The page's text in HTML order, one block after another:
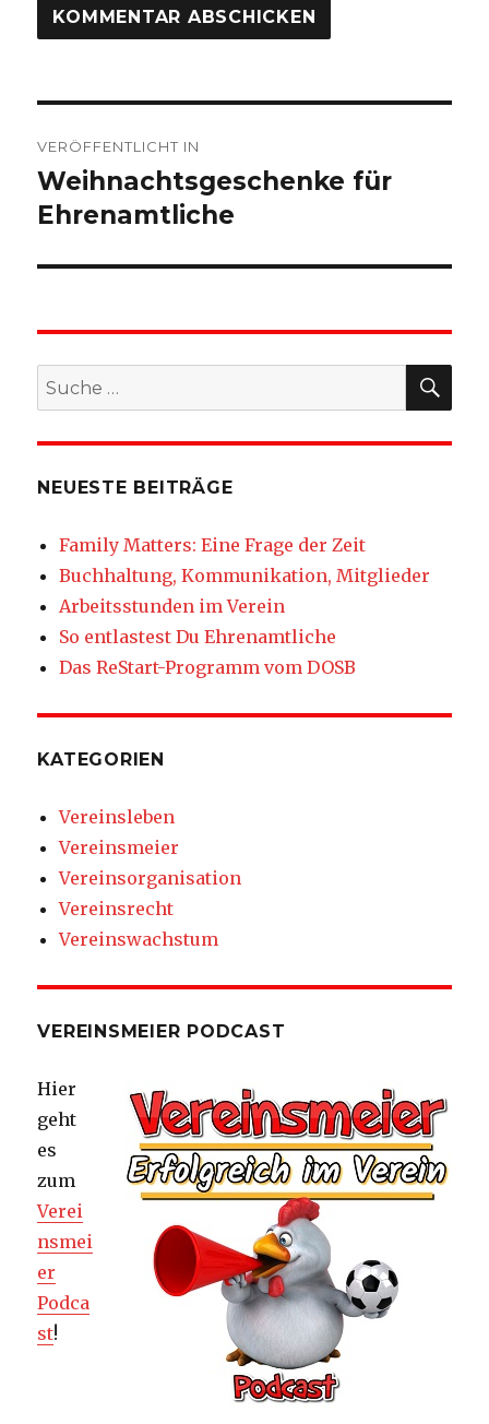
VERÖFFENTLICHT IN
Weihnachtsgeschenke für
Ehrenamtliche
Suche
nach:
NEUESTE BEITRÄGE
Family Matters: Eine Frage der Zeit
Buchhaltung, Kommunikation, Mitglieder
Arbeitsstunden im Verein
So entlastest Du Ehrenamtliche
Das ReStart-Programm vom DOSB
KATEGORIEN
Vereinsleben
Vereinsmeier
Vereinsorganisation
Vereinsrecht
Vereinswachstum
VEREINSMEIER PODCAST
Hier
geht
es
zum
Verei
nsmei
er
Podca
st!